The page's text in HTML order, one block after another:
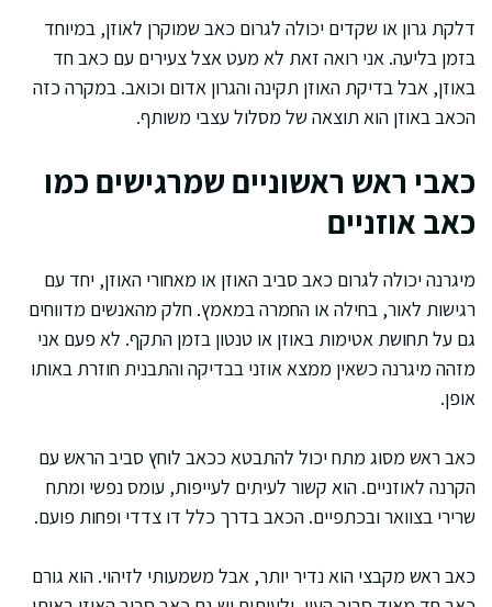
דלקת גרון או שקדים יכולה לגרום כאב שמוקרן לאוזן, במיוחד
בזמן בליעה. אני רואה זאת לא מעט אצל צעירים עם כאב חד
באוזן, אבל בדיקת האוזן תקינה והגרון אדום וכואב. במקרה כזה
הכאב באוזן הוא תוצאה של מסלול עצבי משותף.
כאבי ראש ראשוניים שמרגישים כמו
כאב אוזניים
מיגרנה יכולה לגרום כאב סביב האוזן או מאחורי האוזן, יחד עם
רגישות לאור, בחילה או החמרה במאמץ. חלק מהאנשים מדווחים
גם על תחושת אטימות באוזן או טנטון בזמן התקף. לא פעם אני
מזהה מיגרנה כשאין ממצא אוזני בבדיקה והתבנית חוזרת באותו
אופן.
כאב ראש מסוג מתח יכול להתבטא ככאב לוחץ סביב הראש עם
הקרנה לאוזניים. הוא קשור לעיתים לעייפות, עומס נפשי ומתח
שרירי בצוואר ובכתפיים. הכאב בדרך כלל דו צדדי ופחות פועם.
כאב ראש מקבצי הוא נדיר יותר, אבל משמעותי לזיהוי. הוא גורם